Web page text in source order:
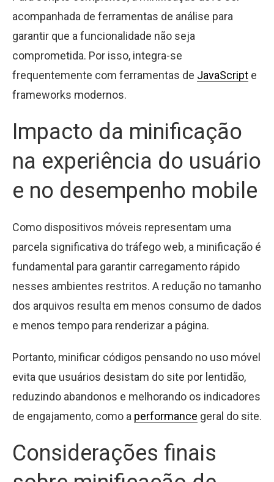
acompanhada de ferramentas de análise para
garantir que a funcionalidade não seja
comprometida. Por isso, integra-se
frequentemente com ferramentas de JavaScript e
frameworks modernos.
Impacto da minificação
na experiência do usuário
e no desempenho mobile
Como dispositivos móveis representam uma
parcela significativa do tráfego web, a minificação é
fundamental para garantir carregamento rápido
nesses ambientes restritos. A redução no tamanho
dos arquivos resulta em menos consumo de dados
e menos tempo para renderizar a página.
Portanto, minificar códigos pensando no uso móvel
evita que usuários desistam do site por lentidão,
reduzindo abandonos e melhorando os indicadores
de engajamento, como a performance geral do site.
Considerações finais